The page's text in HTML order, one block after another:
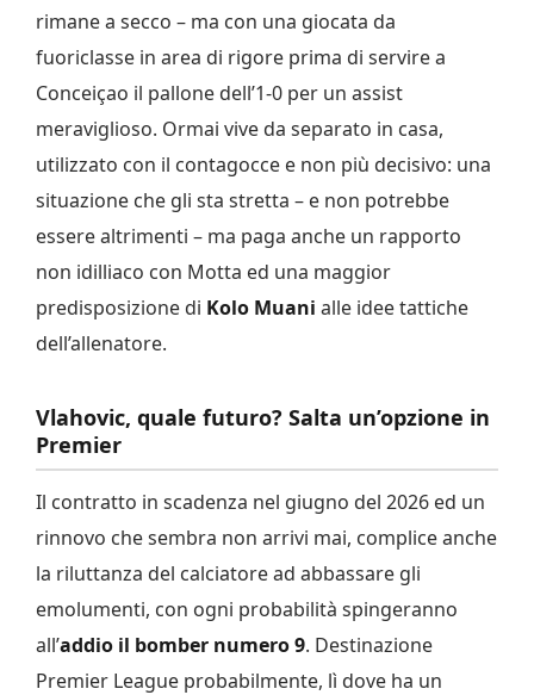
rimane a secco – ma con una giocata da
fuoriclasse in area di rigore prima di servire a
Conceiçao il pallone dell’1-0 per un assist
meraviglioso. Ormai vive da separato in casa,
utilizzato con il contagocce e non più decisivo: una
situazione che gli sta stretta – e non potrebbe
essere altrimenti – ma paga anche un rapporto
non idilliaco con Motta ed una maggior
predisposizione di Kolo Muani alle idee tattiche
dell’allenatore.
Vlahovic, quale futuro? Salta un’opzione in
Premier
Il contratto in scadenza nel giugno del 2026 ed un
rinnovo che sembra non arrivi mai, complice anche
la riluttanza del calciatore ad abbassare gli
emolumenti, con ogni probabilità spingeranno
all’addio il bomber numero 9. Destinazione
Premier League probabilmente, lì dove ha un